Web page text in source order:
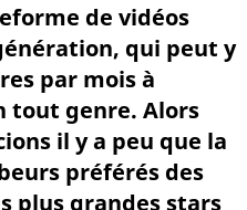
de vidéos
qui peut y
par mois à
tout genre. Alors
il y a peu que la
préférés des
plus grandes stars